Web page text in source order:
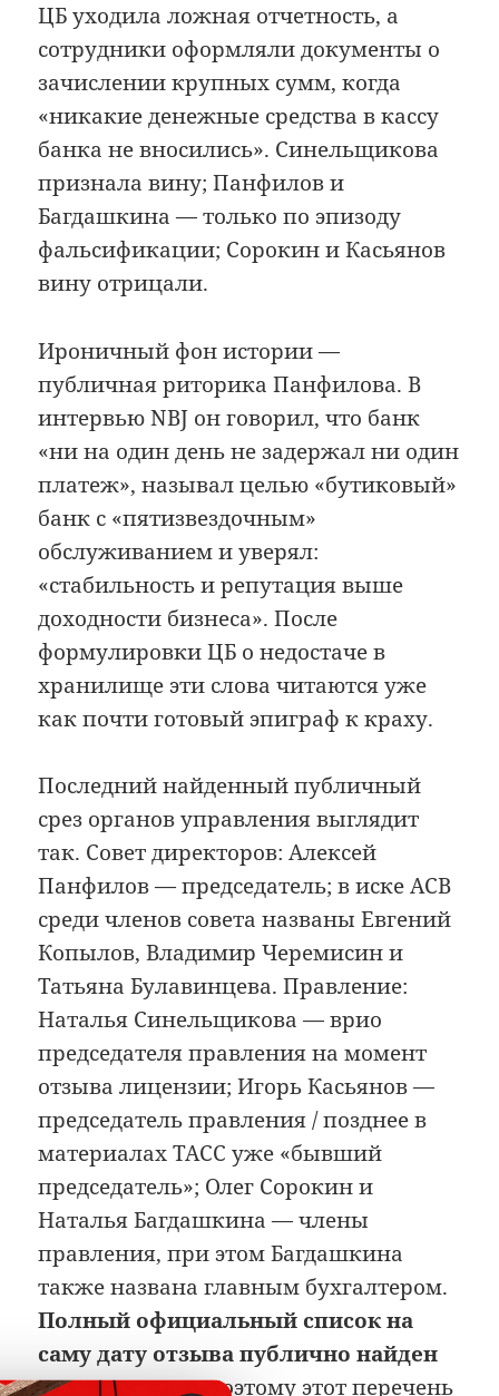
ЦБ уходила ложная отчетность, а
сотрудники оформляли документы о
зачислении крупных сумм, когда
«никакие денежные средства в кассу
банка не вносились». Синельщикова
признала вину; Панфилов и
Багдашкина — только по эпизоду
фальсификации; Сорокин и Касьянов
вину отрицали.
Ироничный фон истории —
публичная риторика Панфилова. В
интервью NBJ он говорил, что банк
«ни на один день не задержал ни один
платеж», называл целью «бутиковый»
банк с «пятизвездочным»
обслуживанием и уверял:
«стабильность и репутация выше
доходности бизнеса». После
формулировки ЦБ о недостаче в
хранилище эти слова читаются уже
как почти готовый эпиграф к краху.
Последний найденный публичный
срез органов управления выглядит
так. Совет директоров: Алексей
Панфилов — председатель; в иске АСВ
среди членов совета названы Евгений
Копылов, Владимир Черемисин и
Татьяна Булавинцева. Правление:
Наталья Синельщикова — врио
председателя правления на момент
отзыва лицензии; Игорь Касьянов —
председатель правления / позднее в
материалах ТАСС уже «бывший
председатель»; Олег Сорокин и
Наталья Багдашкина — члены
правления, при этом Багдашкина
также названа главным бухгалтером.
Полный официальный список на
саму дату отзыва публично найден
не полностью, поэтому этот перечень